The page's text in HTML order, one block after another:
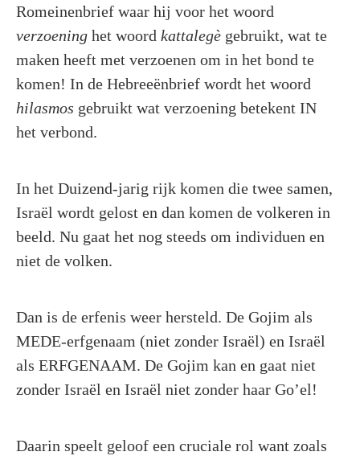
Romeinenbrief waar hij voor het woord
verzoening het woord kattalegè gebruikt, wat te
maken heeft met verzoenen om in het bond te
komen! In de Hebreeënbrief wordt het woord
hilasmos gebruikt wat verzoening betekent IN
het verbond.
In het Duizend-jarig rijk komen die twee samen,
Israël wordt gelost en dan komen de volkeren in
beeld. Nu gaat het nog steeds om individuen en
niet de volken.
Dan is de erfenis weer hersteld. De Gojim als
MEDE-erfgenaam (niet zonder Israël) en Israël
als ERFGENAAM. De Gojim kan en gaat niet
zonder Israël en Israël niet zonder haar Go’el!
Daarin speelt geloof een cruciale rol want zoals